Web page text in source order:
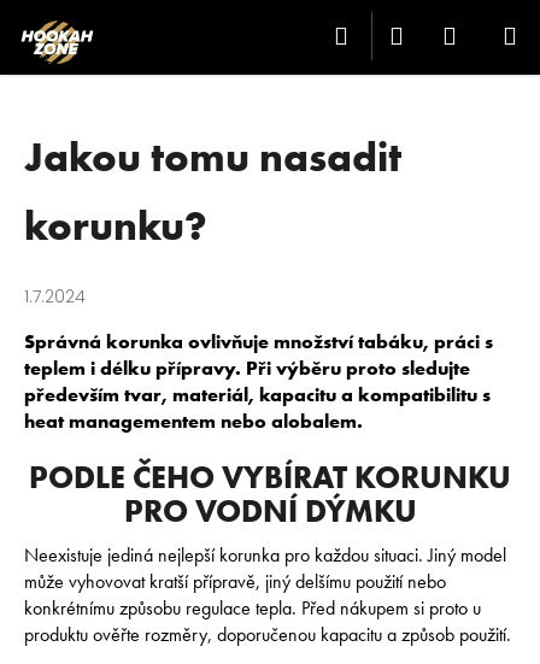
Přejít
na
obsah
HledatPřihlášení
košík
Jakou tomu nasadit
korunku?
1.7.2024
Správná korunka ovlivňuje množství tabáku, práci s
teplem i délku přípravy. Při výběru proto sledujte
především tvar, materiál, kapacitu a kompatibilitu s
heat managementem nebo alobalem.
PODLE ČEHO VYBÍRAT KORUNKU
PRO VODNÍ DÝMKU
Neexistuje jediná nejlepší korunka pro každou situaci. Jiný model
může vyhovovat kratší přípravě, jiný delšímu použití nebo
konkrétnímu způsobu regulace tepla. Před nákupem si proto u
produktu ověřte rozměry, doporučenou kapacitu a způsob použití.
O
Š
Zpět
Zpět
C
O
P
O
Ř
E
B
U
J
E
E
N
A
J